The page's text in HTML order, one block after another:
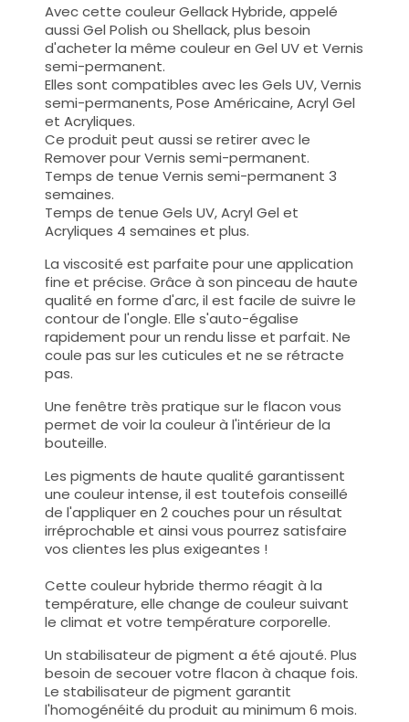
Avec cette couleur Gellack Hybride, appelé
aussi Gel Polish ou Shellack, plus besoin
d'acheter la même couleur en Gel UV et Vernis
semi-permanent.
Elles sont compatibles avec les Gels UV, Vernis
semi-permanents, Pose Américaine, Acryl Gel
et Acryliques.
Ce produit peut aussi se retirer avec le
Remover pour Vernis semi-permanent.
Temps de tenue Vernis semi-permanent 3
semaines.
Temps de tenue Gels UV, Acryl Gel et
Acryliques 4 semaines et plus.
La viscosité est parfaite pour une application
fine et précise. Grâce à son pinceau de haute
qualité en forme d'arc, il est facile de suivre le
contour de l'ongle. Elle s'auto-égalise
rapidement pour un rendu lisse et parfait. Ne
coule pas sur les cuticules et ne se rétracte
pas.
Une fenêtre très pratique sur le flacon vous
permet de voir la couleur à l'intérieur de la
bouteille.
Les pigments de haute qualité garantissent
une couleur intense, il est toutefois conseillé
de l'appliquer en 2 couches pour un résultat
irréprochable et ainsi vous pourrez satisfaire
vos clientes les plus exigeantes !
Cette couleur hybride thermo réagit à la
température, elle change de couleur suivant
le climat et votre température corporelle.
Un stabilisateur de pigment a été ajouté. Plus
besoin de secouer votre flacon à chaque fois.
Le stabilisateur de pigment garantit
l'homogénéité du produit au minimum 6 mois.